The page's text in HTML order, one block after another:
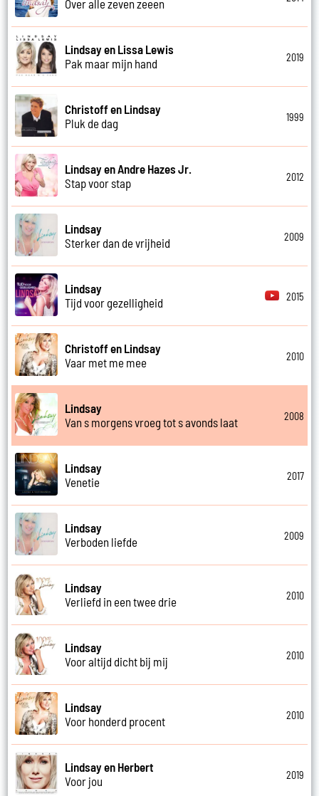
Over alle zeven zeeen
Lindsay en Lissa Lewis
Pak maar mijn hand
2019
Christoff en Lindsay
Pluk de dag
1999
Lindsay en Andre Hazes Jr.
Stap voor stap
2012
Lindsay
Sterker dan de vrijheid
2009
Lindsay
Tijd voor gezelligheid
2015
Christoff en Lindsay
Vaar met me mee
2010
Lindsay
Van s morgens vroeg tot s avonds laat
2008
Lindsay
Venetie
2017
Lindsay
Verboden liefde
2009
Lindsay
Verliefd in een twee drie
2010
Lindsay
Voor altijd dicht bij mij
2010
Lindsay
Voor honderd procent
2010
Lindsay en Herbert
Voor jou
2019